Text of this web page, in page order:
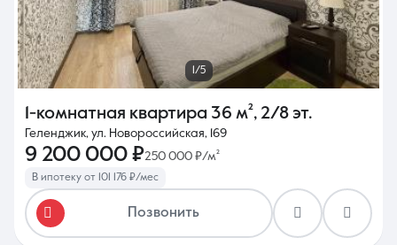
1/5
1-комнатная квартира 36 м², 2/8 эт.
Геленджик, ул. Новороссийская, 169
9 200 000 ₽250 000 ₽/м²
В ипотеку от 101 176 ₽/мес
Позвонить